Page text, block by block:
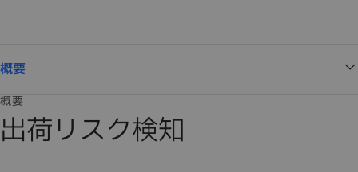
概要
概要
出荷リスク検知